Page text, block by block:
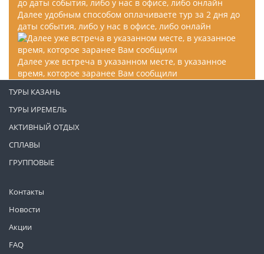
Далее удобным способом оплачиваете тур за 2 дня до
даты события, либо у нас в офисе, либо онлайн
Далее уже встреча в указанном месте, в указанное
время, которое заранее Вам сообщили
Контакты
Новости
Акции
FAQ
ТУРЫ КАЗАНЬ
ТУРЫ ИРЕМЕЛЬ
АКТИВНЫЙ ОТДЫХ
СПЛАВЫ
ГРУППОВЫЕ